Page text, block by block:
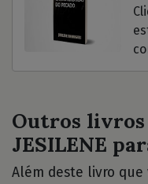
Outros livros
JESILENE
Além deste livro que